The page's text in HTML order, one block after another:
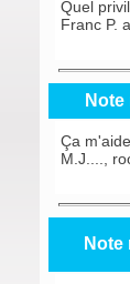
Quel
Franc P.
Note
Ça
M.J....,
Note